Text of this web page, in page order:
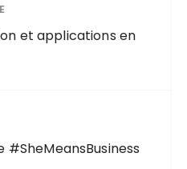
et applications en
#SheMeansBusiness